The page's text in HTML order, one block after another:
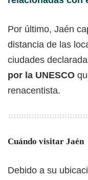
Por último, Jaén
distancia de las
ciudades
por la UNESCO
renacentista.
Cuándo visitar Jaén
Debido a su